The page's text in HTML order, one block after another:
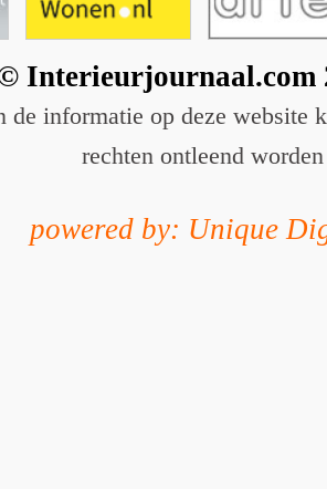
Interieurjournaal.com
de informatie op deze website
rechten ontleend worden
powered by: Unique